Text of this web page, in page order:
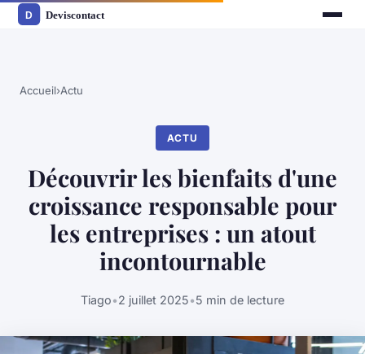
Accueil›Actu
ACTU
Découvrir les bienfaits d'une
croissance responsable pour
les entreprises : un atout
incontournable
Tiago•2 juillet 2025•5 min de lecture